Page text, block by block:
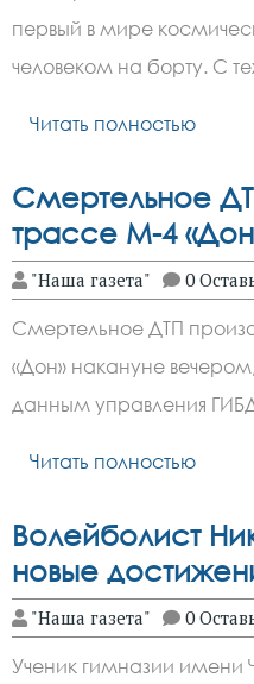
первый в мире
человеком на борту. С
Читать полностью
Смертельное
трассе М-4
"Наша газета" 0
Смертельное ДТП
«Дон» накануне
данным управления
Читать полностью
Волейболист
новые
"Наша газета" 0
Ученик гимназии имени